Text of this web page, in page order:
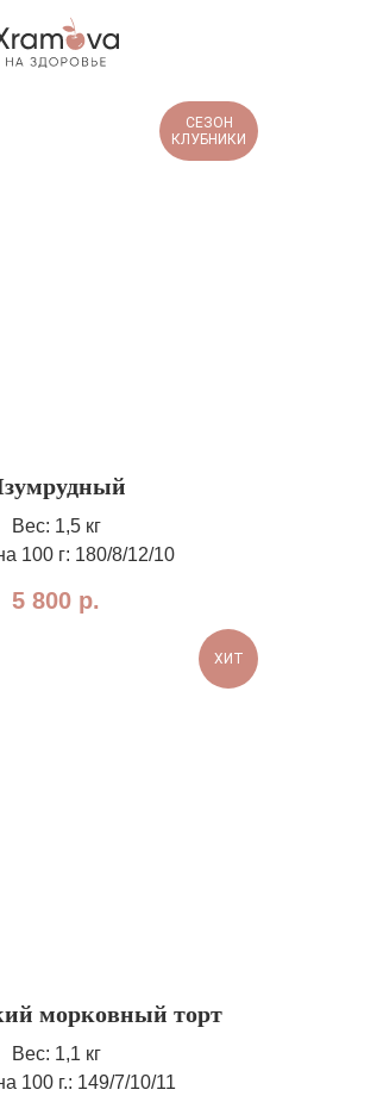
СЕЗОН
КЛУБНИКИ
Вес: 1,5 кг
100 г: 180/8/12/10
5 800 р.
ХИТ
морковный торт
Вес: 1,1 кг
100 г.: 149/7/10/11